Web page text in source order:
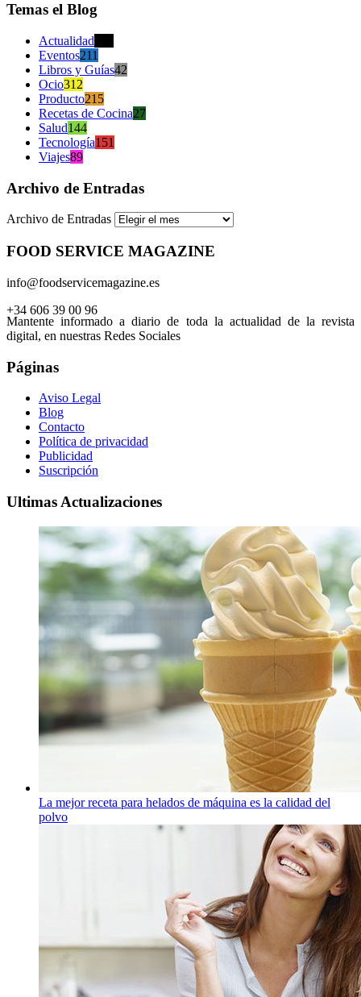
Temas el Blog
Actualidad
Eventos211
Libros y Guías42
Ocio312
Producto215
Recetas de Cocina27
Salud144
Tecnología151
Viajes89
Archivo de Entradas
Archivo de Entradas
FOOD SERVICE MAGAZINE
info@foodservicemagazine.es
+34 606 39 00 96
Mantente informado a diario de toda la actualidad de la revista
digital, en nuestras Redes Sociales
Páginas
Aviso Legal
Blog
Contacto
Política de privacidad
Publicidad
Suscripción
Ultimas Actualizaciones
La mejor receta para helados de máquina es la calidad del
polvo